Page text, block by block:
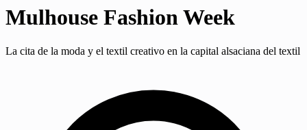
Mulhouse Fashion Week
La cita de la moda y el textil creativo en la capital alsaciana del textil